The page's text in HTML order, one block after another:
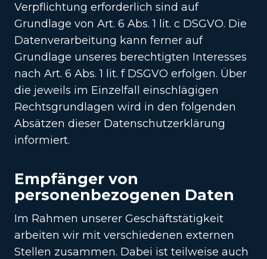
Verpflichtung erforderlich sind auf
Grundlage von Art. 6 Abs. 1 lit. c DSGVO. Die
Datenverarbeitung kann ferner auf
Grundlage unseres berechtigten Interesses
nach Art. 6 Abs. 1 lit. f DSGVO erfolgen. Über
die jeweils im Einzelfall einschlägigen
Rechtsgrundlagen wird in den folgenden
Absätzen dieser Datenschutzerklärung
informiert.
Empfänger von
personenbezogenen Daten
Im Rahmen unserer Geschäftstätigkeit
arbeiten wir mit verschiedenen externen
Stellen zusammen. Dabei ist teilweise auch